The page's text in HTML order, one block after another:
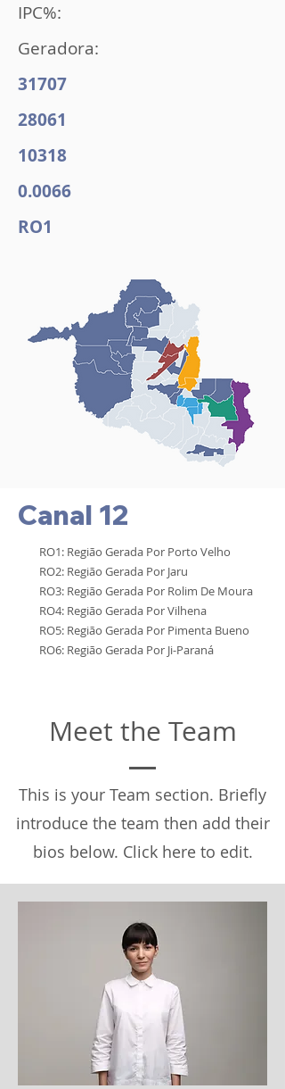
IPC%:
Geradora:
31707
28061
10318
0.0066
RO1
Canal 12
RO1: Região Gerada Por Porto Velho
RO2: Região Gerada Por Jaru
RO3: Região Gerada Por Rolim De Moura
RO4: Região Gerada Por Vilhena
RO5: Região Gerada Por Pimenta Bueno
RO6: Região Gerada Por Ji-Paraná
Meet the Team
This is your Team section. Briefly
introduce the team then add their
bios below. Click here to edit.